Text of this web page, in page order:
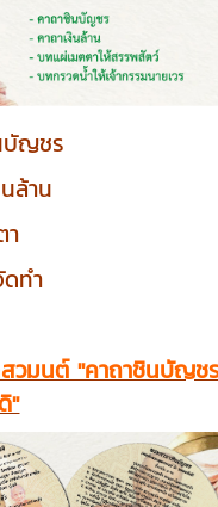
บัญชร
ล้าน
า
ทำ
วมนต์ "คาถาชินบัญชร
"